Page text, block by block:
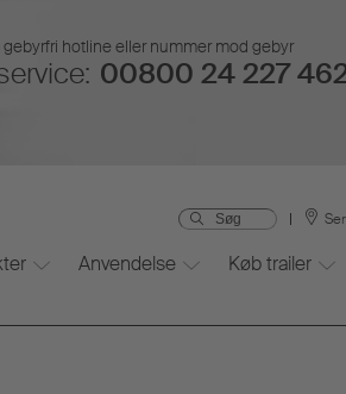
hotline eller nummer mod gebyr
00800 24 227
Anvendelse Køb trailer